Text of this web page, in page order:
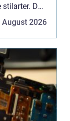
Det
man
August 2026